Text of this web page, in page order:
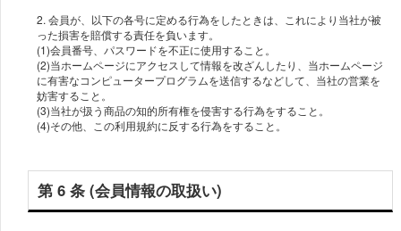
2. 会員が、以下の各号に定める行為をしたときは、これにより当社が被
った損害を賠償する責任を負います。
(1)会員番号、パスワードを不正に使用すること。
(2)当ホームページにアクセスして情報を改ざんしたり、当ホームページ
に有害なコンピュータープログラムを送信するなどして、当社の営業を
妨害すること。
(3)当社が扱う商品の知的所有権を侵害する行為をすること。
(4)その他、この利用規約に反する行為をすること。
第 6 条 (会員情報の取扱い)